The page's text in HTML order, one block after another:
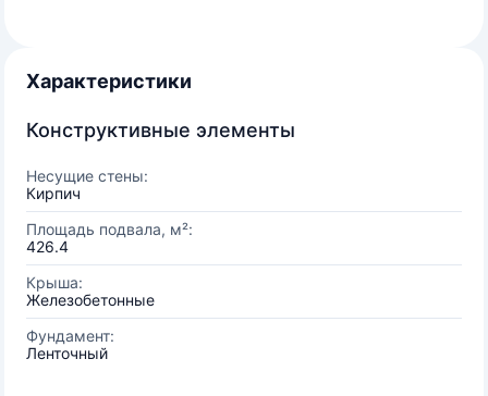
Характеристики
Конструктивные элементы
Несущие стены:
Кирпич
Площадь подвала, м²:
426.4
Крыша:
Железобетонные
Фундамент:
Ленточный